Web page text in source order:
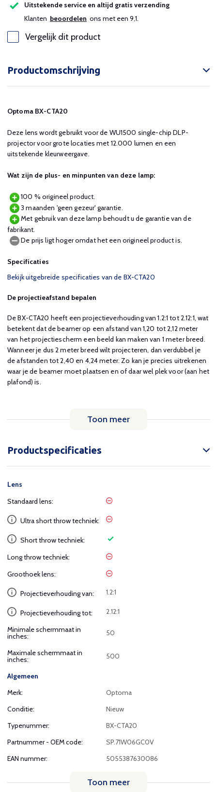
Uitstekende service en altijd gratis verzending
Klanten beoordelen ons met een 9,1.
Vergelijk dit product
Productomschrijving
Optoma BX-CTA20
Deze lens wordt gebruikt voor de WU1500 single-chip DLP-
projector voor grote locaties met 12.000 lumen en een
uitstekende kleurweergave.
Wat zijn de plus- en minpunten van deze lamp:
100 % origineel product.
3 maanden 'geen gezeur' garantie.
Met gebruik van deze lamp behoudt u de garantie van de
fabrikant.
De prijs ligt hoger omdat het een origineel product is.
Specificaties
Bekijk uitgebreide specificaties van de BX-CTA20
De projectieafstand bepalen
De BX-CTA20 heeft een projectieverhouding van 1.2:1 tot 2.12:1, wat
betekent dat de beamer op een afstand van 1,20 tot 2,12 meter
van het projectiescherm een beeld kan maken van 1 meter breed.
Wanneer je dus 2 meter breed wilt projecteren, dan verdubbel je
de afstanden tot 2,40 en 4,24 meter. Zo kan je precies uitrekenen
waar je de beamer moet plaatsen en of daar wel plek voor (aan het
plafond) is.
Toon meer
Productspecificaties
Lens
Standaard lens:
Ultra short throw techniek:
Short throw techniek:
Long throw techniek:
Groothoek lens:
Projectieverhouding van: 1.2:1
Projectieverhouding tot: 2.12:1
Minimale schermmaat in
inches: 50
Maximale schermmaat in
inches: 500
Algemeen
Merk:
Optoma
Conditie:
Nieuw
Typenummer:
BX-CTA20
Partnummer - OEM code:
SP.71W06GC0V
EAN nummer:
5055387630086
Toon meer